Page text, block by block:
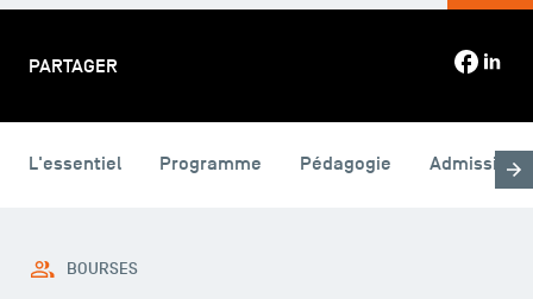
PARTAGER
L'essentiel Programme Pédagogie Admission
BOURSES